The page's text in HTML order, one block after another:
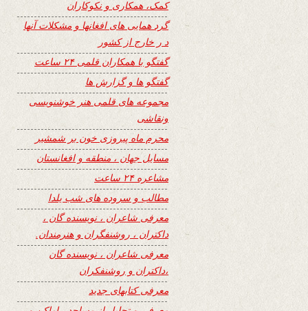
کمک، همکاری و نکوکاران
گرد همایی های افغانها و مشکلات آنها
د ر خارج از کشور
گفتگو با همکاران قلمی ۲۴ ساعت
گفتگو ها و گزارش ها
مجموعه های قلمی هنر خوشنویسی
ونقاشی
محرم ماه پیروزی خون بر شمشیر
مسایل جهان ، منطقه و افغانستان
مشاعره ۲۴ ساعت
مطالب و سروده های شب یلدا
معرفی شاعران ، نویسنده گان ،
داکتران ، روشنفگران و هنرمندان.
معرفی شاعران ، نویسنده گان
،داکتران و روشنفکران
معرفی کتابهای جدید